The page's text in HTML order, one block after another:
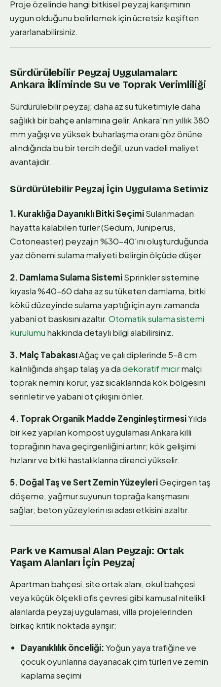
Proje özelinde hangi bitkisel peyzaj karışımının
uygun olduğunu belirlemek için ücretsiz keşiften
yararlanabilirsiniz.
Sürdürülebilir Peyzaj Uygulamaları:
Ankara İkliminde Su ve Toprak Verimliliği
Sürdürülebilir peyzaj; daha az su tüketimiyle daha
sağlıklı bir bahçe anlamına gelir. Ankara'nın yıllık 380
mm yağışı ve yüksek buharlaşma oranı göz önüne
alındığında bu bir tercih değil, uzun vadeli maliyet
avantajıdır.
Sürdürülebilir Peyzaj İçin Uygulama Setimiz
1. Kuraklığa Dayanıklı Bitki SeçimiSulanmadan
hayatta kalabilen türler (Sedum, Juniperus,
Cotoneaster) peyzajın %30–40'ını oluşturduğunda
yaz dönemi sulama maliyeti belirgin ölçüde düşer.
2. Damlama Sulama SistemiSprinkler sistemine
kıyasla %40–60 daha az su tüketen damlama, bitki
kökü düzeyinde sulama yaptığı için aynı zamanda
yabani ot baskısını azaltır. Otomatik sulama sistemi
kurulumu hakkında detaylı bilgi alabilirsiniz.
3. Malç TabakasıAğaç ve çalı diplerinde 5–8 cm
kalınlığında ahşap talaş ya dadekoratif mıcırmalçı
toprak nemini korur, yaz sıcaklarında kök bölgesini
serinletir ve yabani ot çıkışını önler.
4. Toprak Organik Madde ZenginleştirmesiYılda
bir kez yapılan kompost uygulaması Ankara killi
toprağının hava geçirgenliğini artırır; kök gelişimi
hızlanır ve bitki hastalıklarına direnci yükselir.
5. Doğal Taş ve Sert Zemin YüzeyleriGeçirgen taş
döşeme, yağmur suyunun toprağa karışmasını
sağlar; beton yüzeylerin ısı adası etkisini azaltır.
Park ve Kamusal Alan Peyzajı: Ortak
Yaşam Alanları İçin Peyzaj
Apartman bahçesi, site ortak alanı, okul bahçesi
veya küçük ölçekli ofis çevresi gibi kamusal nitelikli
alanlarda peyzaj uygulaması, villa projelerinden
birkaç kritik noktada ayrışır:
Dayanıklılık önceliği:Yoğun yaya trafiğine ve
çocuk oyunlarına dayanacak çim türleri ve zemin
kaplama seçimi